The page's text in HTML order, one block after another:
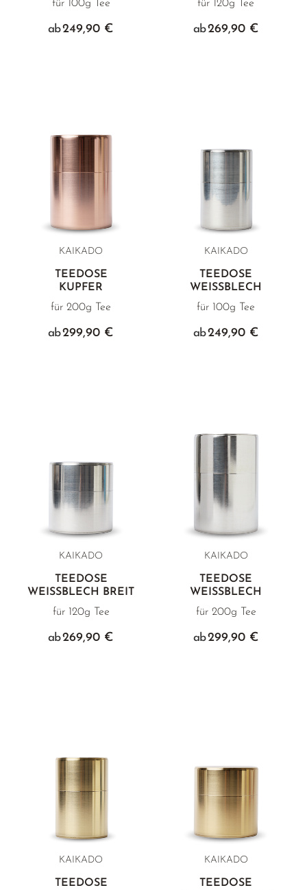
für 100g Tee
ab249,90 €
für 120g Tee
ab269,90 €
KAIKADO
TEEDOSE
KUPFER
für 200g Tee
ab299,90 €
KAIKADO
TEEDOSE
WEISSBLECH
für 100g Tee
ab249,90 €
KAIKADO
TEEDOSE
WEISSBLECH BREIT
für 120g Tee
ab269,90 €
KAIKADO
TEEDOSE
WEISSBLECH
für 200g Tee
ab299,90 €
KAIKADO
TEEDOSE
KAIKADO
TEEDOSE